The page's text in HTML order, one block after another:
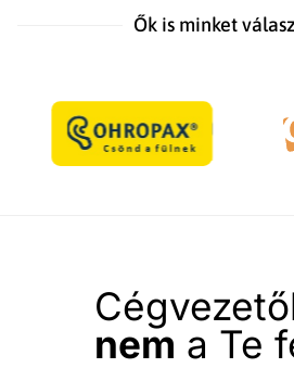
Ők is minket
nem a Te